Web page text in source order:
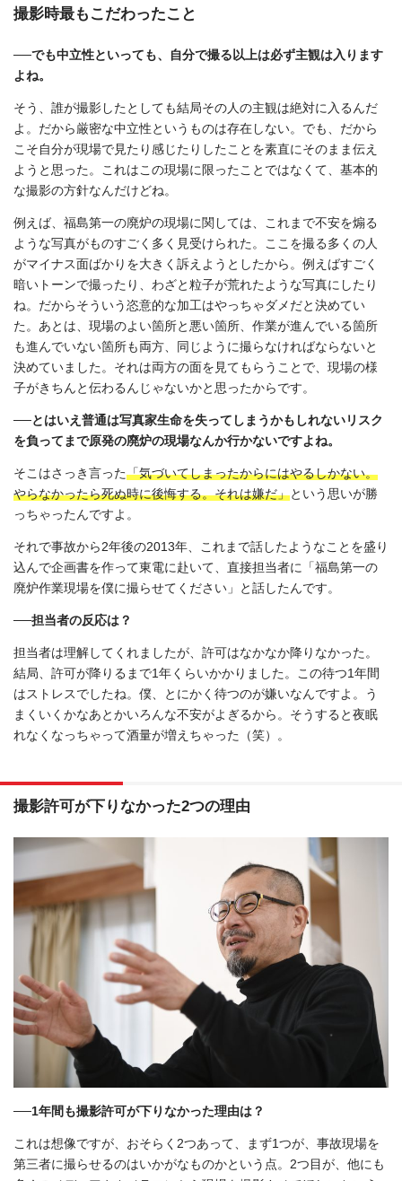
撮影時最もこだわったこと
──でも中立性といっても、自分で撮る以上は必ず主観は入ります
よね。
そう、誰が撮影したとしても結局その人の主観は絶対に入るんだ
よ。だから厳密な中立性というものは存在しない。でも、だから
こそ自分が現場で見たり感じたりしたことを素直にそのまま伝え
ようと思った。これはこの現場に限ったことではなくて、基本的
な撮影の方針なんだけどね。
例えば、福島第一の廃炉の現場に関しては、これまで不安を煽る
ような写真がものすごく多く見受けられた。ここを撮る多くの人
がマイナス面ばかりを大きく訴えようとしたから。例えばすごく
暗いトーンで撮ったり、わざと粒子が荒れたような写真にしたり
ね。だからそういう恣意的な加工はやっちゃダメだと決めてい
た。あとは、現場のよい箇所と悪い箇所、作業が進んでいる箇所
も進んでいない箇所も両方、同じように撮らなければならないと
決めていました。それは両方の面を見てもらうことで、現場の様
子がきちんと伝わるんじゃないかと思ったからです。
──とはいえ普通は写真家生命を失ってしまうかもしれないリスク
を負ってまで原発の廃炉の現場なんか行かないですよね。
そこはさっき言った「気づいてしまったからにはやるしかない。
やらなかったら死ぬ時に後悔する。それは嫌だ」という思いが勝
っちゃったんですよ。
それで事故から2年後の2013年、これまで話したようなことを盛り
込んで企画書を作って東電に赴いて、直接担当者に「福島第一の
廃炉作業現場を僕に撮らせてください」と話したんです。
──担当者の反応は？
担当者は理解してくれましたが、許可はなかなか降りなかった。
結局、許可が降りるまで1年くらいかかりました。この待つ1年間
はストレスでしたね。僕、とにかく待つのが嫌いなんですよ。う
まくいくかなあとかいろんな不安がよぎるから。そうすると夜眠
れなくなっちゃって酒量が増えちゃった（笑）。
撮影許可が下りなかった2つの理由
──1年間も撮影許可が下りなかった理由は？
これは想像ですが、おそらく2つあって、まず1つが、事故現場を
第三者に撮らせるのはいかがなものかという点。2つ目が、他にも